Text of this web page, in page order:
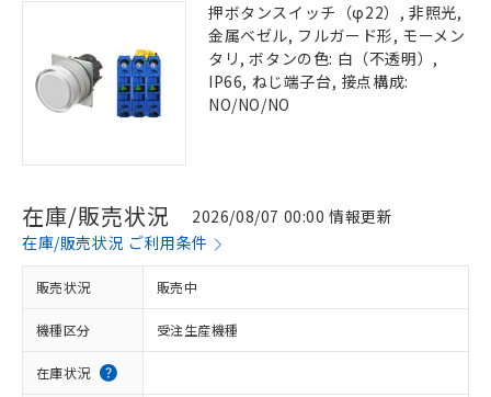
押ボタンスイッチ（φ22）, 非照光,
金属ベゼル, フルガード形, モーメン
タリ, ボタンの色: 白（不透明）,
IP66, ねじ端子台, 接点構成:
NO/NO/NO
在庫/販売状況
2026/08/07 00:00 情報更新
在庫/販売状況 ご利用条件
販売状況 販売中
機種区分 受注生産機種
在庫状況